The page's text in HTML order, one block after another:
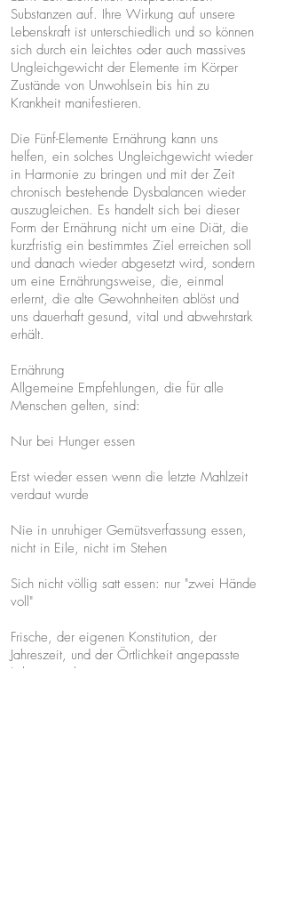
Substanzen auf. Ihre Wirkung auf unsere
Lebenskraft ist unterschiedlich und so können
sich durch ein leichtes oder auch massives
Ungleichgewicht der Elemente im Körper
Zustände von Unwohlsein bis hin zu
Krankheit manifestieren.
Die Fünf-Elemente Ernährung kann uns
helfen, ein solches Ungleichgewicht wieder
in Harmonie zu bringen und mit der Zeit
chronisch bestehende Dysbalancen wieder
auszugleichen. Es handelt sich bei dieser
Form der Ernährung nicht um eine Diät, die
kurzfristig ein bestimmtes Ziel erreichen soll
und danach wieder abgesetzt wird, sondern
um eine Ernährungsweise, die, einmal
erlernt, die alte Gewohnheiten ablöst und
uns dauerhaft gesund, vital und abwehrstark
erhält.
Ernährung
Allgemeine Empfehlungen, die für alle
Menschen gelten, sind:
​Nur bei Hunger essen
​Erst wieder essen wenn die letzte Mahlzeit
verdaut wurde
Nie in unruhiger Gemütsverfassung essen,
nicht in Eile, nicht im Stehen
Sich nicht völlig satt essen: nur "zwei Hände
voll"
Frische, der eigenen Konstitution, der
Jahreszeit, und der Örtlichkeit angepasste
Lebensmittel essen